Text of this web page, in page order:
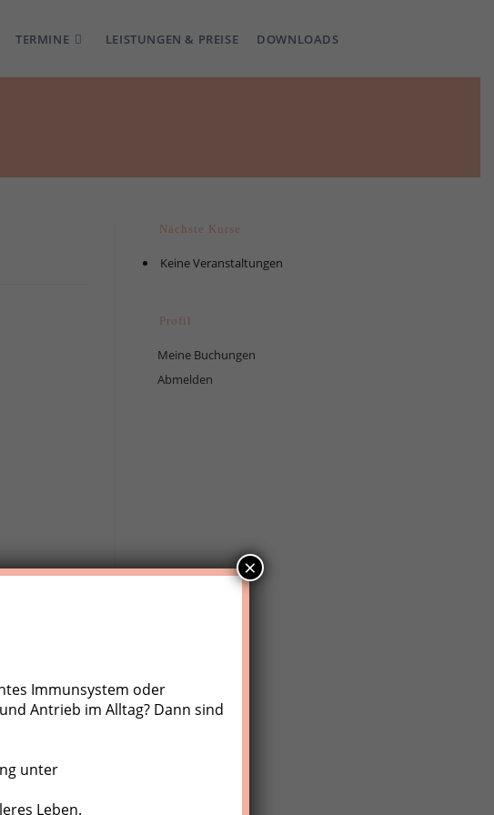
TERMINE LEISTUNGEN & PREISE DOWNLOADS
der
als
Nächste Kurse
Keine Veranstaltungen
Profil
Meine Buchungen
Abmelden
Immunsystem oder
Antrieb im Alltag? Dann sind
unter
Leben.
×